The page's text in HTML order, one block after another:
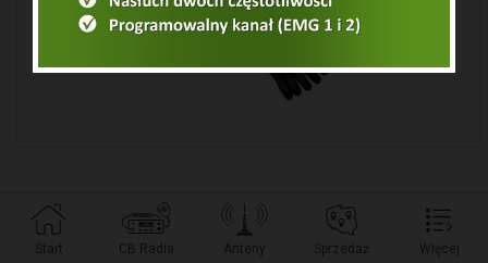
Start CB Radia Anteny Sprzedaż Więcej